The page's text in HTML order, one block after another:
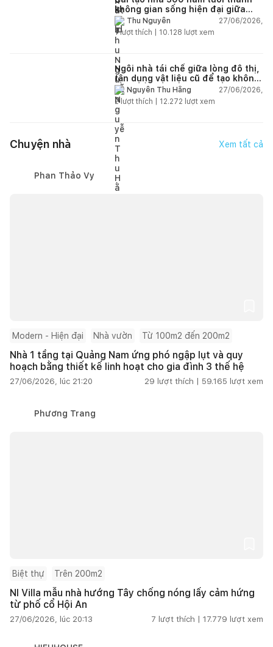
không gian sống hiện đại giữa
thiên nhiên
Thu Nguyễn
27/06/2026,
1lượt thích | 10.128 lượt xem
Ngôi nhà tái chế giữa lòng đô thị,
tận dụng vật liệu cũ để tạo không
gian sống linh hoạt
Nguyễn Thu Hằng
27/06/2026,
2lượt thích | 12.272 lượt xem
Chuyện nhà Xem tất cả
Phan Thảo Vy
Modern - Hiện đại Nhà vườn Từ 100m2 đến 200m2
Nhà 1 tầng tại Quảng Nam ứng phó ngập lụt và quy
hoạch bằng thiết kế linh hoạt cho gia đình 3 thế hệ
27/06/2026, lúc 21:20 29 lượt thích | 59.165 lượt xem
Phương Trang
Biệt thự Trên 200m2
NI Villa mẫu nhà hướng Tây chống nóng lấy cảm hứng
từ phố cổ Hội An
27/06/2026, lúc 20:13 7 lượt thích | 17.779 lượt xem